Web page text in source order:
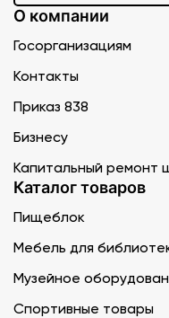
О компании
Госорганизациям
Контакты
Приказ 838
Бизнесу
Капитальный ремонт
Каталог товаров
Пищеблок
Мебель для
Музейное
Спортивные товары